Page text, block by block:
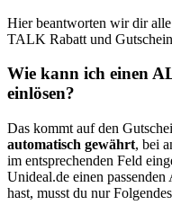
Hier beantworten wir dir
TALK Rabatt und
Wie kann ich einen
einlösen?
Das kommt auf den
automatisch gewährt, bei
im entsprechenden Feld
Unideal.de einen
hast, musst du nur